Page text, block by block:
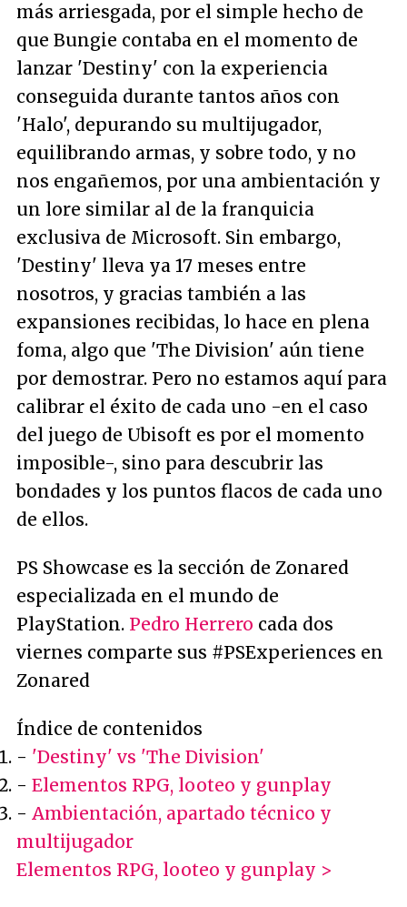
más arriesgada, por el simple hecho de
que Bungie contaba en el momento de
lanzar 'Destiny' con la experiencia
conseguida durante tantos años con
'Halo', depurando su multijugador,
equilibrando armas, y sobre todo, y no
nos engañemos, por una ambientación y
un lore similar al de la franquicia
exclusiva de Microsoft. Sin embargo,
'Destiny' lleva ya 17 meses entre
nosotros, y gracias también a las
expansiones recibidas, lo hace en plena
foma, algo que 'The Division' aún tiene
por demostrar. Pero no estamos aquí para
calibrar el éxito de cada uno -en el caso
del juego de Ubisoft es por el momento
imposible-, sino para descubrir las
bondades y los puntos flacos de cada uno
de ellos.
PS Showcase es la sección de Zonared
especializada en el mundo de
PlayStation. Pedro Herrero cada dos
viernes comparte sus #PSExperiences en
Zonared
Índice de contenidos
- 'Destiny' vs 'The Division'
- Elementos RPG, looteo y gunplay
- Ambientación, apartado técnico y
multijugador
Elementos RPG, looteo y gunplay >